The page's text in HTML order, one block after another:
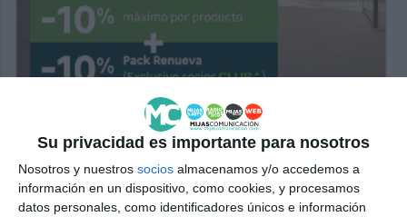
Su privacidad es importante para nosotros
Nosotros y nuestros socios almacenamos y/o accedemos a
información en un dispositivo, como cookies, y procesamos
datos personales, como identificadores únicos e información